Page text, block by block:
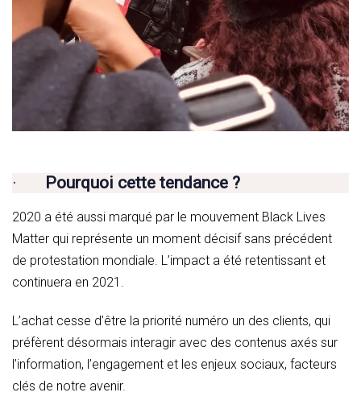
· Pourquoi cette tendance ?
2020 a été aussi marqué par le mouvement Black Lives
Matter qui représente un moment décisif sans précédent
de protestation mondiale. L’impact a été retentissant et
continuera en 2021.
L’achat cesse d’être la priorité numéro un des clients, qui
préfèrent désormais interagir avec des contenus axés sur
l’information, l’engagement et les enjeux sociaux, facteurs
clés de notre avenir.